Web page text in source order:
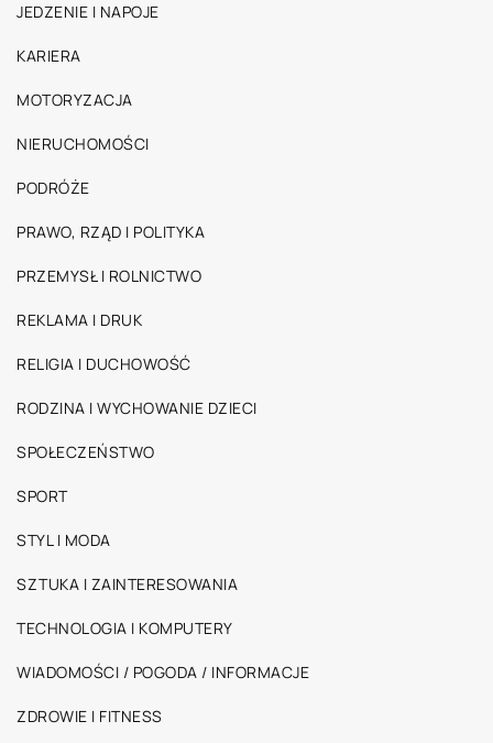
JEDZENIE I NAPOJE
KARIERA
MOTORYZACJA
NIERUCHOMOŚCI
PODRÓŻE
PRAWO, RZĄD I POLITYKA
PRZEMYSŁ I ROLNICTWO
REKLAMA I DRUK
RELIGIA I DUCHOWOŚĆ
RODZINA I WYCHOWANIE DZIECI
SPOŁECZEŃSTWO
SPORT
STYL I MODA
SZTUKA I ZAINTERESOWANIA
TECHNOLOGIA I KOMPUTERY
WIADOMOŚCI / POGODA / INFORMACJE
ZDROWIE I FITNESS